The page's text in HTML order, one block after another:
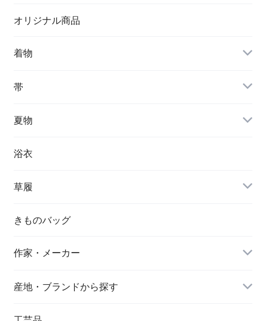
オリジナル商品
着物
帯
夏物
浴衣
草履
きものバッグ
作家・メーカー
産地・ブランドから探す